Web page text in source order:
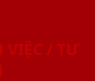
VIỆC / TƯ